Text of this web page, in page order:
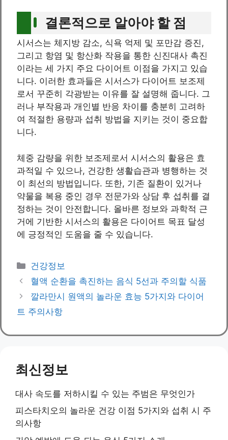
결론적으로 알아야 할 점
시서스는 체지방 감소, 식욕 억제 및 포만감 증진,
그리고 항염 및 항산화 작용을 통한 신진대사 촉진
이라는 세 가지 주요 다이어트 이점을 가지고 있습
니다. 이러한 효과들은 시서스가 다이어트 보조제
로서 꾸준히 각광받는 이유를 잘 설명해 줍니다. 그
러나 부작용과 개인별 반응 차이를 충분히 고려하
여 적절한 용량과 섭취 방법을 지키는 것이 중요합
니다.
체중 감량을 위한 보조제로서 시서스의 활용은 효
과적일 수 있으나, 건강한 생활습관과 병행하는 것
이 최선의 방법입니다. 또한, 기존 질환이 있거나
약물을 복용 중인 경우 전문가와 상담 후 섭취를 결
정하는 것이 안전합니다. 올바른 정보와 과학적 근
거에 기반한 시서스의 활용은 다이어트 목표 달성
에 긍정적인 도움을 줄 수 있습니다.
Categories
건강정보
혈액 순환을 촉진하는 음식 5선과 주의할 식품
깔라만시 원액의 놀라운 효능 5가지와 다이어
트 주의사항
최신정보
대사 속도를 저하시킬 수 있는 주범은 무엇인가
피스타치오의 놀라운 건강 이점 5가지와 섭취 시 주
의사항